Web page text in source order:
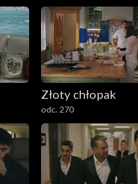
Złoty chłopak
odc. 270